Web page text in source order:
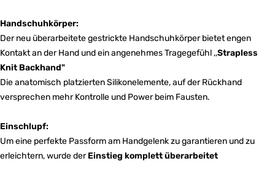
Handschuhkörper:
Der neu überarbeitete gestrickte Handschuhkörper bietet engen
Kontakt an der Hand und ein angenehmes Tragegefühl ,,Strapless
Knit Backhand"
Die anatomisch platzierten Silikonelemente, auf der Rückhand
versprechen mehr Kontrolle und Power beim Fausten.
Einschlupf:
Um eine perfekte Passform am Handgelenk zu garantieren und zu
erleichtern, wurde derEinstieg komplett überarbeitet